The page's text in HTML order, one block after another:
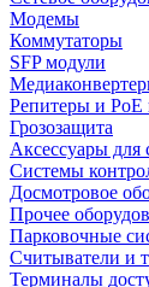
Модемы
Коммутаторы
SFP модули
Репитеры и
Грозозащита
Аксессуары для
Системы
Досмотровое
Прочее
Парковочные
Считыватели и
Терминалы